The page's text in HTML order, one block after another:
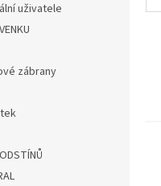
uživatele
zábrany